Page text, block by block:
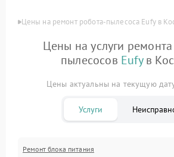
Цены на ремонт робота-пылесоса Eufy в
Цены на услуги
пылесосов Eufyв
Цены актуальны на текущую
Услуги
Ремонт блока питания